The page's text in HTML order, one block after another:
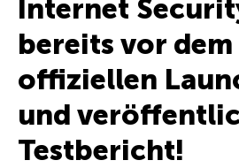
Internet
bereits vor dem
offiziellen
und
Testbericht!